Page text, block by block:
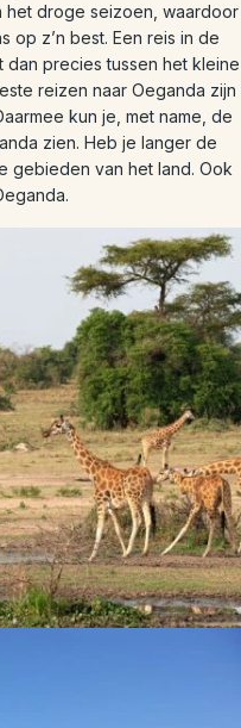
het droge seizoen, waardoor
op z’n best. Een reis in de
dan precies tussen het kleine
reizen naar Oeganda zijn
kun je, met name, de
zien. Heb je langer de
gebieden van het land. Ook